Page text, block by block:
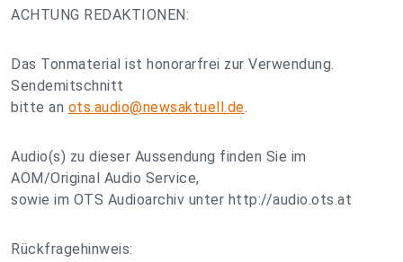
ACHTUNG REDAKTIONEN:
Das Tonmaterial ist honorarfrei zur Verwendung.
Sendemitschnitt
bitte an ots.audio@newsaktuell.de.
Audio(s) zu dieser Aussendung finden Sie im
AOM/Original Audio Service,
sowie im OTS Audioarchiv unter http://audio.ots.at
Rückfragehinweis: